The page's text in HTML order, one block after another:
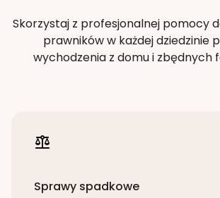
Skorzystaj z profesjonalnej pomocy
prawników w każdej dziedzinie
wychodzenia z domu i zbędnych
Sprawy spadkowe